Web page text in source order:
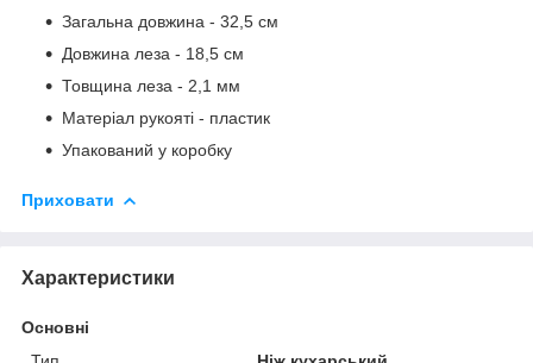
Загальна довжина - 32,5 см
Довжина леза - 18,5 см
Товщина леза - 2,1 мм
Матеріал рукояті - пластик
Упакований у коробку
Приховати
Характеристики
Основні